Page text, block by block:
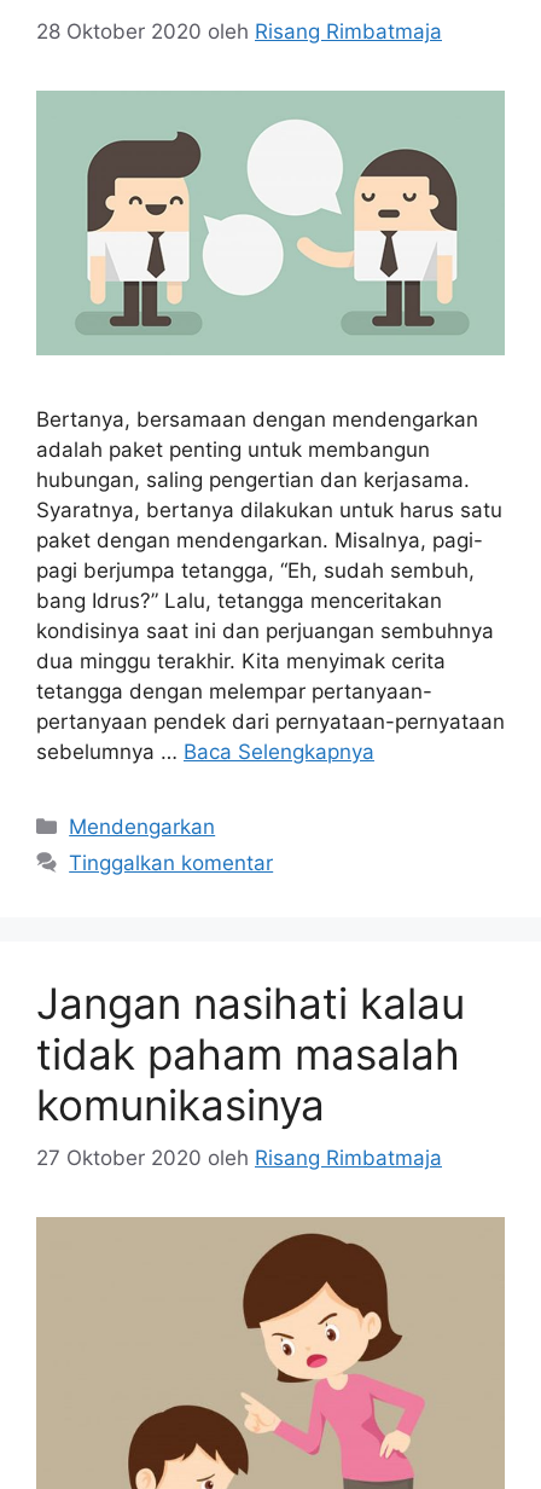
28 Oktober 2020 oleh Risang Rimbatmaja
Bertanya, bersamaan dengan mendengarkan
adalah paket penting untuk membangun
hubungan, saling pengertian dan kerjasama.
Syaratnya, bertanya dilakukan untuk harus satu
paket dengan mendengarkan. Misalnya, pagi-
pagi berjumpa tetangga, “Eh, sudah sembuh,
bang Idrus?” Lalu, tetangga menceritakan
kondisinya saat ini dan perjuangan sembuhnya
dua minggu terakhir. Kita menyimak cerita
tetangga dengan melempar pertanyaan-
pertanyaan pendek dari pernyataan-pernyataan
sebelumnya … Baca Selengkapnya
Kategori
Mendengarkan
Tinggalkan komentar
Jangan nasihati kalau
tidak paham masalah
komunikasinya
27 Oktober 2020 oleh Risang Rimbatmaja